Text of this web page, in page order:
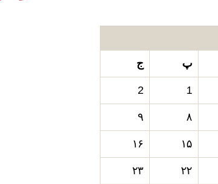
پ ج
1
2
۸ ۹
۱۵ ۱۶
۲۲ ۲۳